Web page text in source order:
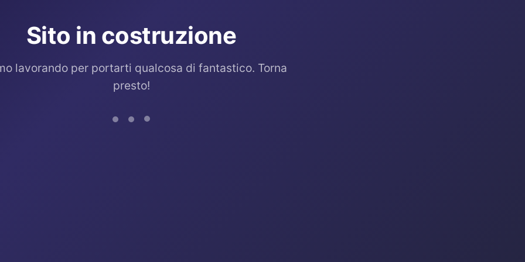
Sito in costruzione
lavorando per portarti qualcosa di fantastico. Torna
presto!